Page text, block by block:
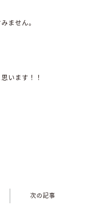
ません。
います！！
次の記事